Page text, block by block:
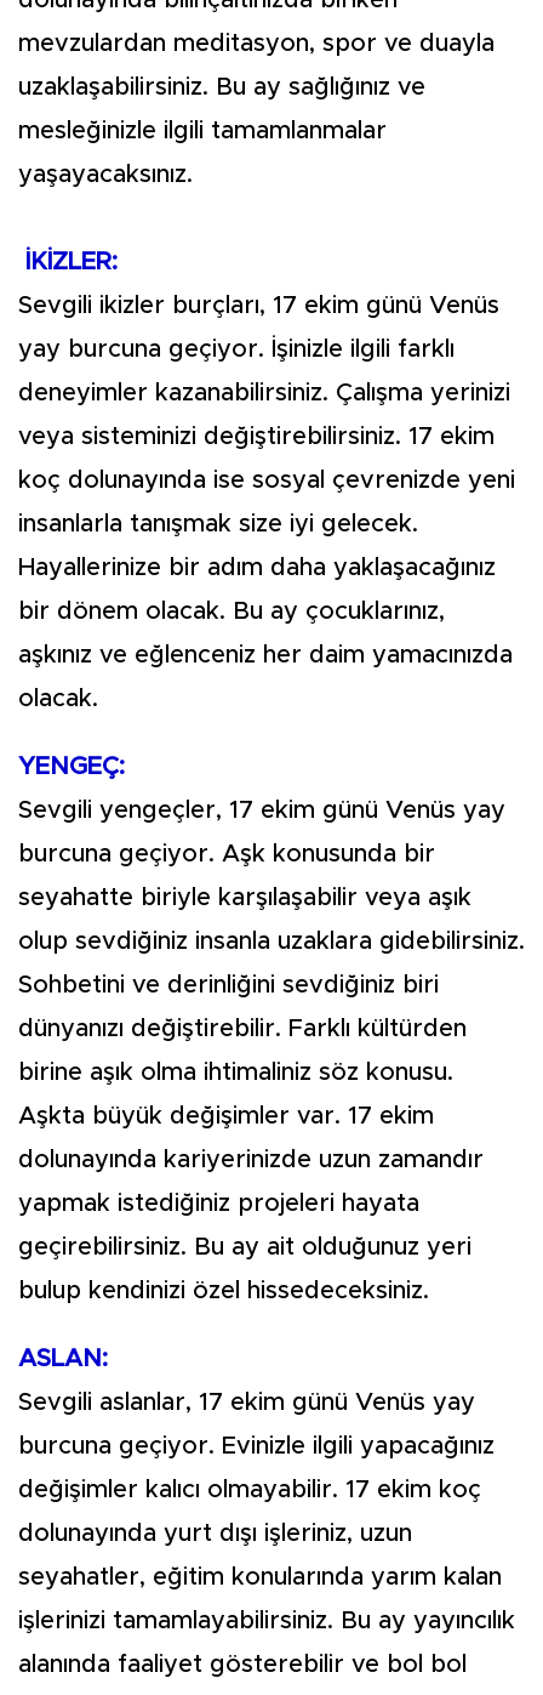
mevzulardan meditasyon, spor ve duayla
uzaklaşabilirsiniz. Bu ay sağlığınız ve
mesleğinizle ilgili tamamlanmalar
yaşayacaksınız.
İKİZLER:
Sevgili ikizler burçları, 17 ekim günü Venüs
yay burcuna geçiyor. İşinizle ilgili farklı
deneyimler kazanabilirsiniz. Çalışma yerinizi
veya sisteminizi değiştirebilirsiniz. 17 ekim
koç dolunayında ise sosyal çevrenizde yeni
insanlarla tanışmak size iyi gelecek.
Hayallerinize bir adım daha yaklaşacağınız
bir dönem olacak. Bu ay çocuklarınız,
aşkınız ve eğlenceniz her daim yamacınızda
olacak.
YENGEÇ:
Sevgili yengeçler, 17 ekim günü Venüs yay
burcuna geçiyor. Aşk konusunda bir
seyahatte biriyle karşılaşabilir veya aşık
olup sevdiğiniz insanla uzaklara gidebilirsiniz.
Sohbetini ve derinliğini sevdiğiniz biri
dünyanızı değiştirebilir. Farklı kültürden
birine aşık olma ihtimaliniz söz konusu.
Aşkta büyük değişimler var. 17 ekim
dolunayında kariyerinizde uzun zamandır
yapmak istediğiniz projeleri hayata
geçirebilirsiniz. Bu ay ait olduğunuz yeri
bulup kendinizi özel hissedeceksiniz.
ASLAN:
Sevgili aslanlar, 17 ekim günü Venüs yay
burcuna geçiyor. Evinizle ilgili yapacağınız
değişimler kalıcı olmayabilir. 17 ekim koç
dolunayında yurt dışı işleriniz, uzun
seyahatler, eğitim konularında yarım kalan
işlerinizi tamamlayabilirsiniz. Bu ay yayıncılık
alanında faaliyet gösterebilir ve bol bol